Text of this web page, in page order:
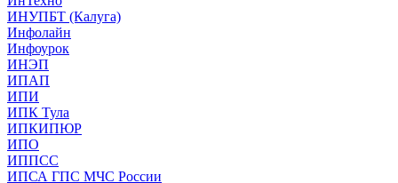
ИНУПБТ (Калуга)
Инфолайн
Инфоурок
ИНЭП
ИПАП
ИПИ
ИПК Тула
ИПКИПЮР
ИПО
ИППСС
ИПСА ГПС МЧС России